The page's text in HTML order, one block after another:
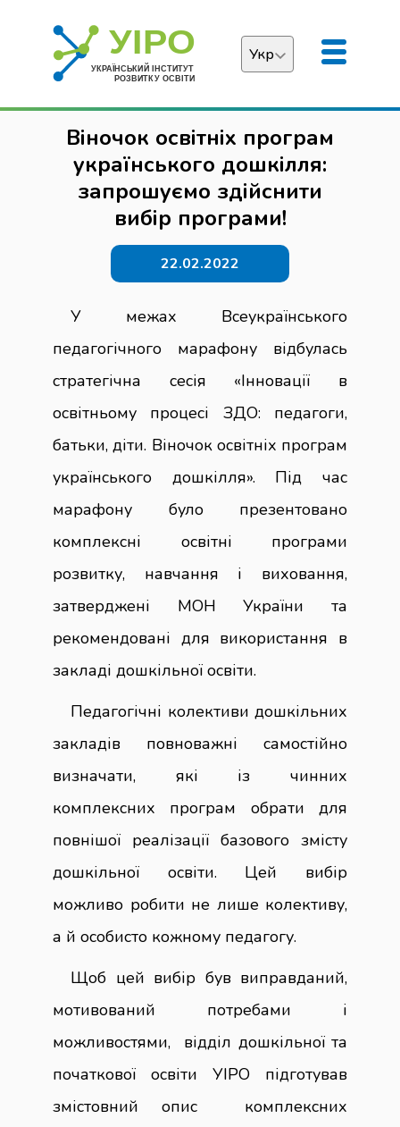
Укр
English
Віночок освітніх програм
українського дошкілля:
запрошуємо здійснити
вибір програми!
22.02.2022
У межах Всеукраїнського
педагогічного марафону відбулась
стратегічна сесія «Інновації в
освітньому процесі ЗДО: педагоги,
батьки, діти. Віночок освітніх програм
українського дошкілля». Під час
марафону було презентовано
комплексні освітні програми
розвитку, навчання і виховання,
затверджені МОН України та
рекомендовані для використання в
закладі дошкільної освіти.
Педагогічні колективи дошкільних
закладів повноважні самостійно
визначати, які із чинних
комплексних програм обрати для
повнішої реалізації базового змісту
дошкільної освіти. Цей вибір
можливо робити не лише колективу,
а й особисто кожному педагогу.
Щоб цей вибір був виправданий,
мотивований потребами і
можливостями, відділ дошкільної та
початкової освіти УІРО підготував
змістовний опис комплексних